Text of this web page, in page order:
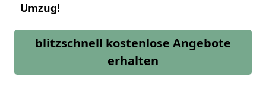
Umzug!
blitzschnell kostenlose Angebote
erhalten